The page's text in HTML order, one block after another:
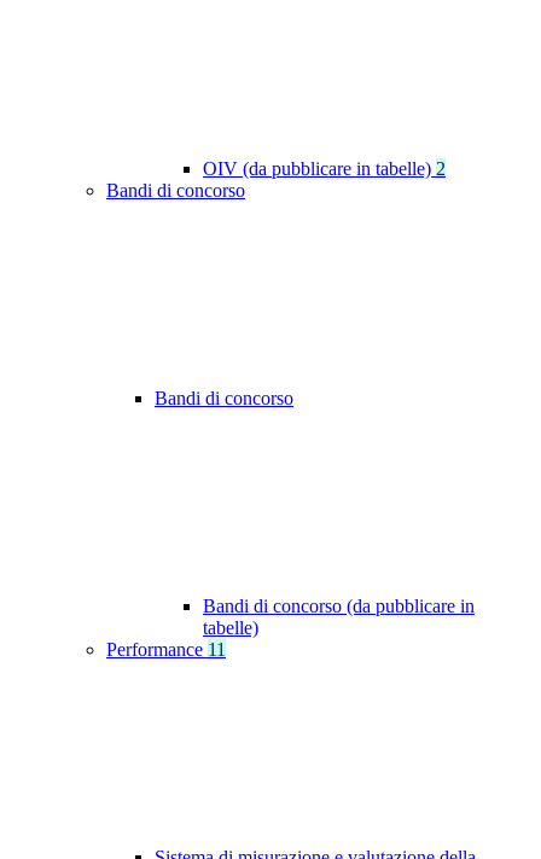
OIV (da pubblicare in tabelle) 2
Bandi di concorso
Bandi di concorso
Bandi di concorso (da pubblicare in
tabelle)
Performance 11